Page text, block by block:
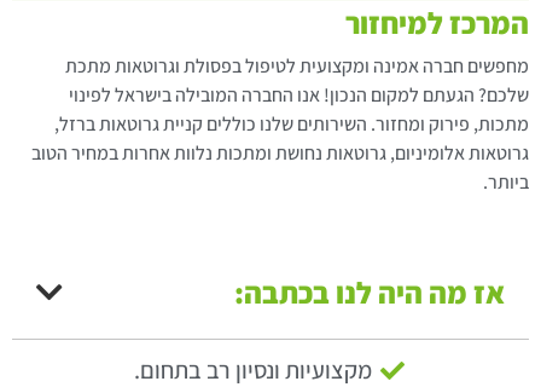
המרכז למיחזור
מחפשים חברה אמינה ומקצועית לטיפול בפסולת וגרוטאות מתכת
שלכם? הגעתם למקום הנכון! אנו החברה המובילה בישראל לפינוי
מתכות, פירוק ומחזור. השירותים שלנו כוללים קניית גרוטאות ברזל,
גרוטאות אלומיניום, גרוטאות נחושת ומתכות נלוות אחרות במחיר הטוב
ביותר.
אז מה היה לנו בכתבה:
מקצועיות ונסיון רב בתחום.